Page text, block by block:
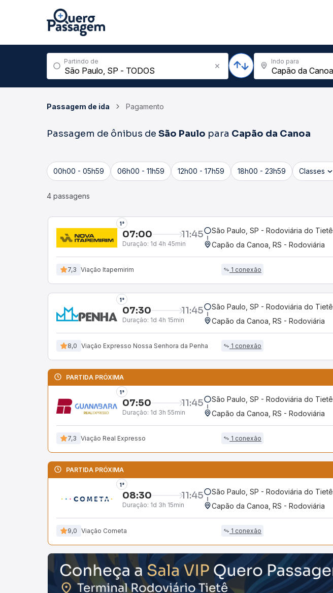
Partindo de Indo para
Passagem de ida Pagamento
Passagem de ônibus de São Paulo para Capão da Canoa
00h00 - 05h59 06h00 - 11h59 12h00 - 17h59 18h00 - 23h59 Classes
4 passagens
1°
07:00 11:45
Duração: 1d 4h 45min
São Paulo, SP - Rodoviária do Tietê
Capão da Canoa, RS - Rodoviária
7,3 Viação Itapemirim 1 conexão
1°
07:30 11:45
Duração: 1d 4h 15min
São Paulo, SP - Rodoviária do Tietê
Capão da Canoa, RS - Rodoviária
8,0 Viação Expresso Nossa Senhora da Penha 1 conexão
PARTIDA PRÓXIMA
1°
07:50 11:45
Duração: 1d 3h 55min
São Paulo, SP - Rodoviária do Tietê
Capão da Canoa, RS - Rodoviária
7,3 Viação Real Expresso 1 conexão
PARTIDA PRÓXIMA
1°
08:30 11:45
Duração: 1d 3h 15min
São Paulo, SP - Rodoviária do Tietê
Capão da Canoa, RS - Rodoviária
9,0 Viação Cometa 1 conexão